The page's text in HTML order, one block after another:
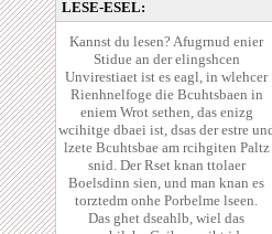
LESE-ESEL:
Kannst du lesen? Afugrnud enier
Stidue an der elingshcen
Unvirestiaet ist es eagl, in wlehcer
Rienhnelfoge die Bcuhtsbaen in
eniem Wrot sethen, das enizg
wcihitge dbaei ist, dsas der estre
lzete Bcuhtsbae am rcihgiten Paltz
snid. Der Rset knan ttolaer
Boelsdinn sien, und man knan es
torztedm onhe Porbelme lseen.
Das ghet dseahlb, wiel das